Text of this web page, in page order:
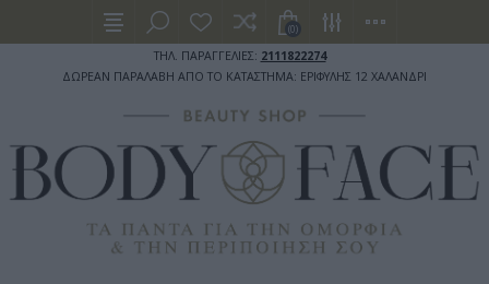
ΤΗΛ. ΠΑΡΑΓΓΕΛΙΕΣ: 2111822274
ΔΩΡΕΑΝ ΠΑΡΑΛΑΒΗ ΑΠΟ ΤΟ ΚΑΤΑΣΤΗΜΑ: ΕΡΙΦΥΛΗΣ 12 ΧΑΛΑΝΔΡΙ
(0)